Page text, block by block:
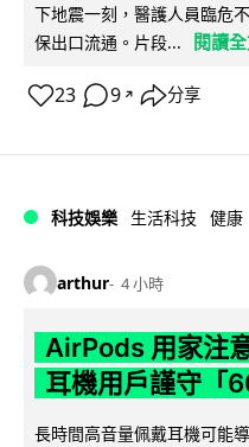
下地震一刻，醫護人員臨危
保出口流通。片段...
閱讀
23 9 ↗ 分享
科技娛樂 生活科技 健康
arthur 4 小時
AirPods 用家注
耳機用戶謹守「
長時間高音量佩戴耳機可能